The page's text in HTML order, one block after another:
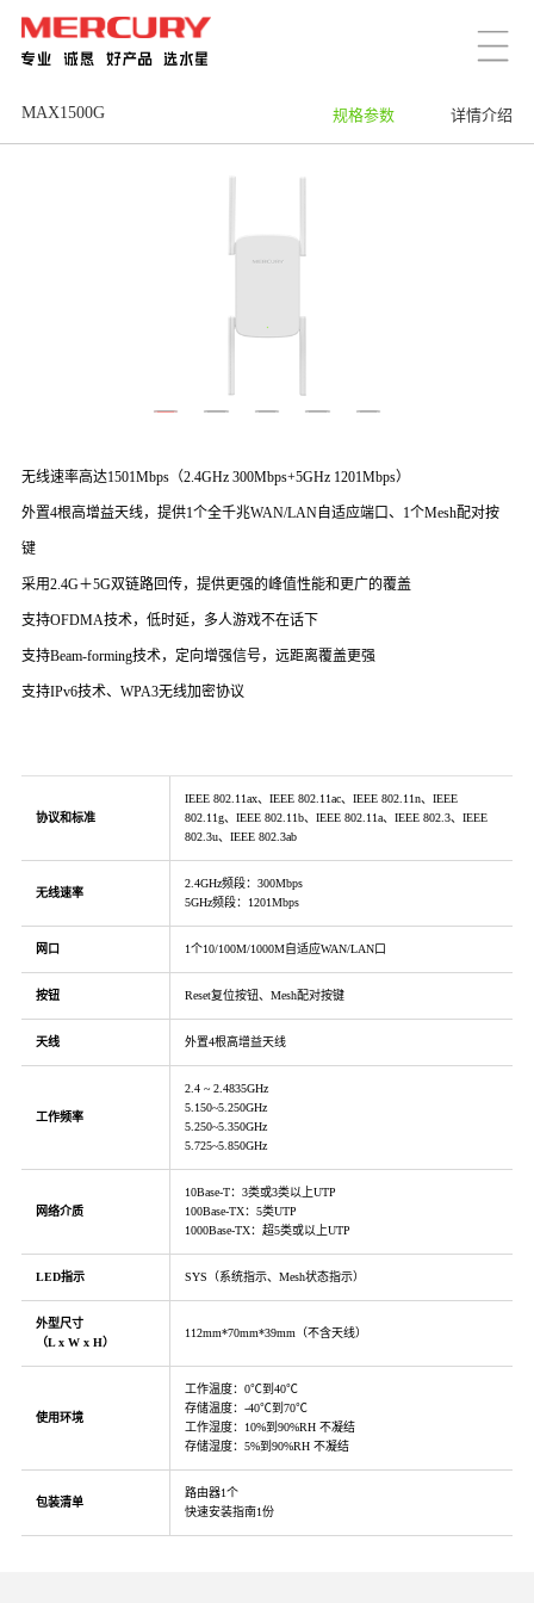
MAX1500G 规格参数 详情介绍
无线速率高达1501Mbps（2.4GHz 300Mbps+5GHz 1201Mbps）
外置4根高增益天线，提供1个全千兆WAN/LAN自适应端口、1个Mesh配对按
键
采用2.4G＋5G双链路回传，提供更强的峰值性能和更广的覆盖
支持OFDMA技术，低时延，多人游戏不在话下
支持Beam-forming技术，定向增强信号，远距离覆盖更强
支持IPv6技术、WPA3无线加密协议
协议和标准
IEEE 802.11ax、IEEE 802.11ac、IEEE 802.11n、IEEE
802.11g、IEEE 802.11b、IEEE 802.11a、IEEE 802.3、IEEE
802.3u、IEEE 802.3ab
无线速率
2.4GHz频段：300Mbps
5GHz频段：1201Mbps
网口 1个10/100M/1000M自适应WAN/LAN口
按钮 Reset复位按钮、Mesh配对按键
天线 外置4根高增益天线
工作频率
2.4 ~ 2.4835GHz
5.150~5.250GHz
5.250~5.350GHz
5.725~5.850GHz
网络介质
10Base-T：3类或3类以上UTP
100Base-TX：5类UTP
1000Base-TX：超5类或以上UTP
LED指示 SYS（系统指示、Mesh状态指示）
外型尺寸
（L x W x H）
112mm*70mm*39mm（不含天线）
使用环境
工作温度：0℃到40℃
存储温度：-40℃到70℃
工作湿度：10%到90%RH 不凝结
存储湿度：5%到90%RH 不凝结
包装清单
路由器1个
快速安装指南1份